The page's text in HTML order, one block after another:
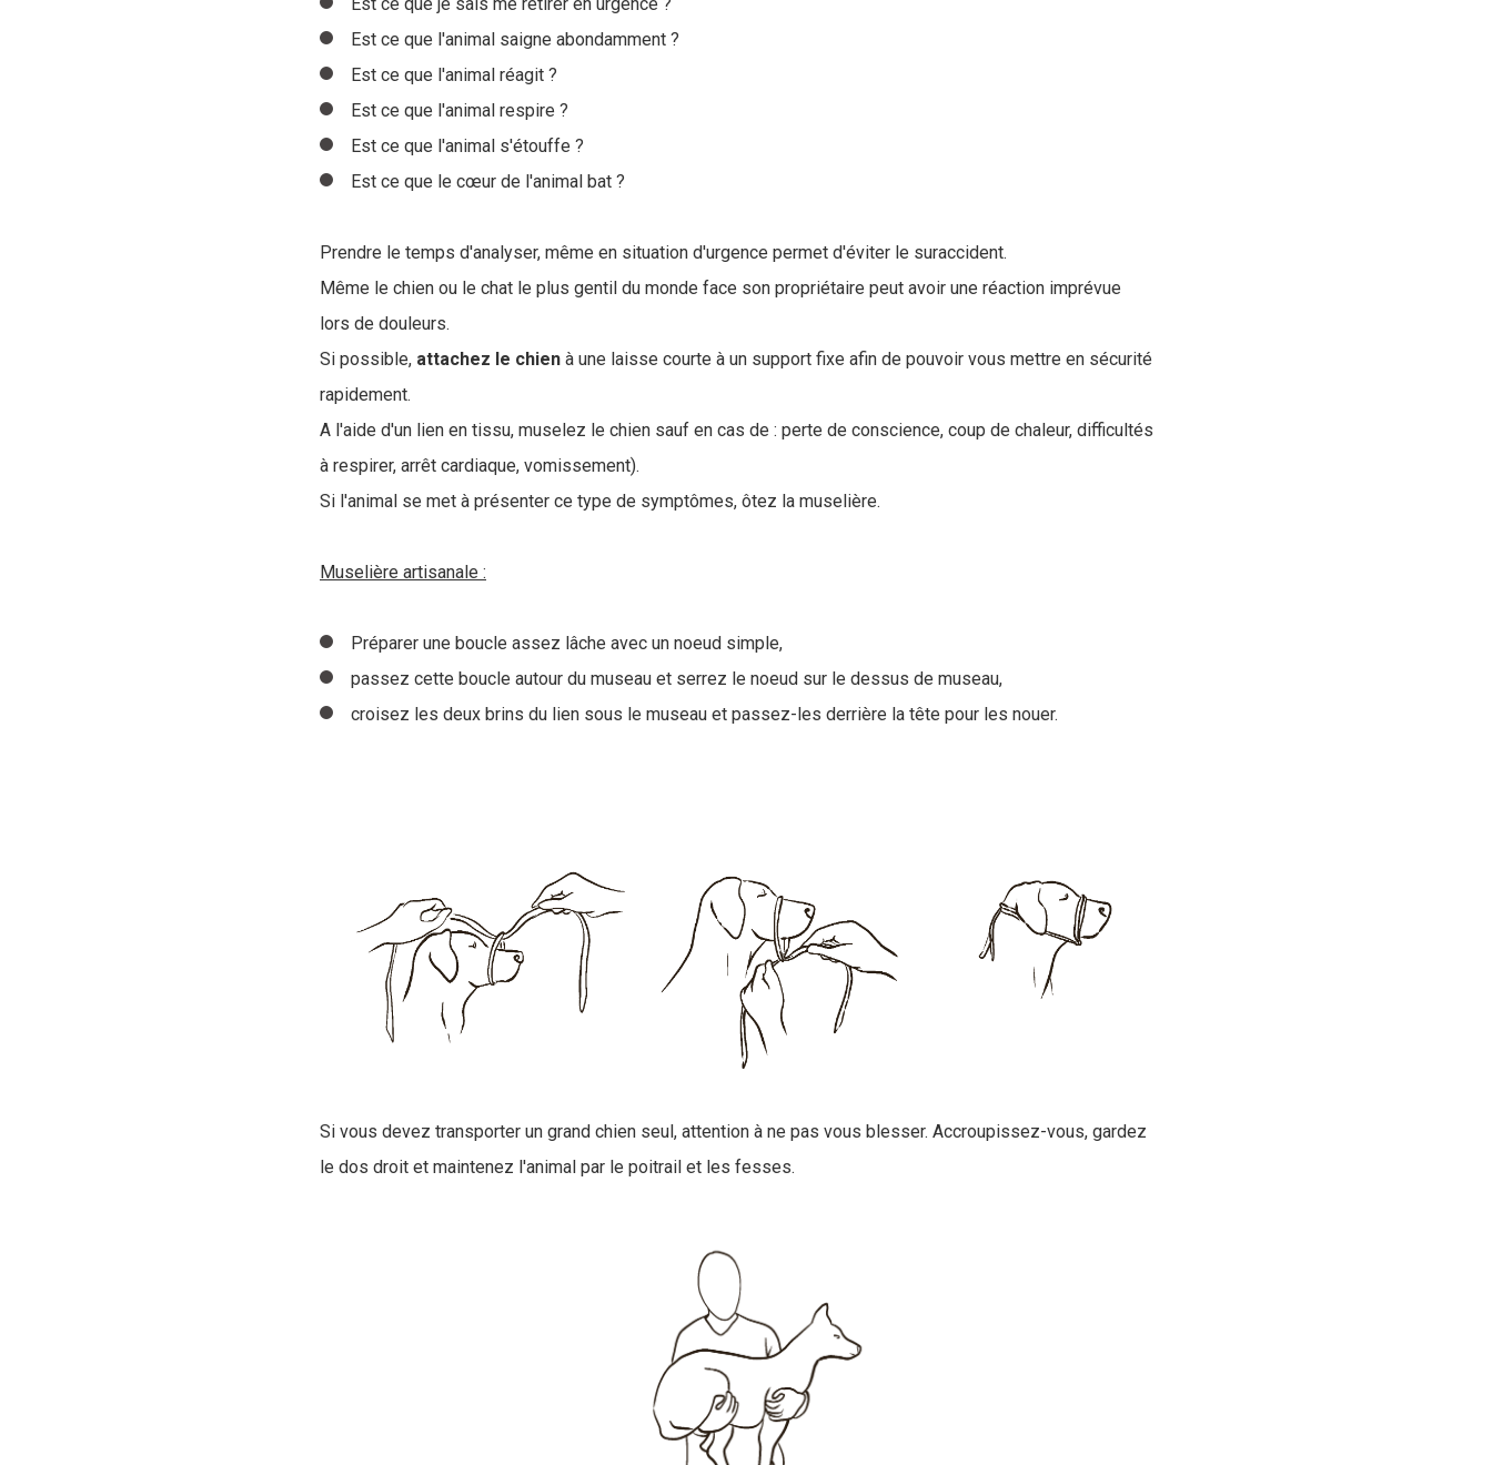
Est ce que l'animal saigne abondamment ?
Est ce que l'animal réagit ?
Est ce que l'animal respire ?
Est ce que l'animal s'étouffe ?
Est ce que le cœur de l'animal bat ?
Prendre le temps d'analyser, même en situation d'urgence permet d'éviter le suraccident.
Même le chien ou le chat le plus gentil du monde face son propriétaire peut avoir une réaction imprévue
lors de douleurs.
Si possible, attachez le chien à une laisse courte à un support fixe afin de pouvoir vous mettre en sécurité
rapidement.
A l'aide d'un lien en tissu, muselez le chien sauf en cas de : perte de conscience, coup de chaleur, difficultés
à respirer, arrêt cardiaque, vomissement).
Si l'animal se met à présenter ce type de symptômes, ôtez la muselière.
Muselière artisanale :
Préparer une boucle assez lâche avec un noeud simple,
passez cette boucle autour du museau et serrez le noeud sur le dessus de museau,
croisez les deux brins du lien sous le museau et passez-les derrière la tête pour les nouer.
Si vous devez transporter un grand chien seul, attention à ne pas vous blesser. Accroupissez-vous, gardez
le dos droit et maintenez l'animal par le poitrail et les fesses.